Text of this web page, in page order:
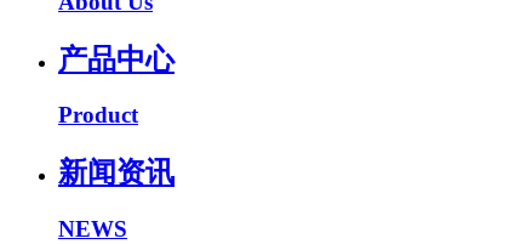
产品中心
Product
新闻资讯
NEWS